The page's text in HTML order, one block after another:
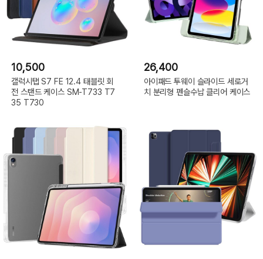
10,500
갤럭시탭 S7 FE 12.4 태블릿 회
전 스탠드 케이스 SM-T733 T7
35 T730
26,400
아이패드 투웨이 슬라이드 세로거
치 분리형 펜슬수납 클리어 케이스